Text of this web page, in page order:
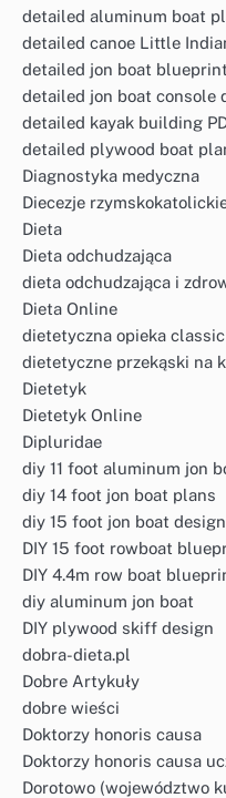
detailed aluminum boat
detailed canoe Little
detailed jon boat
detailed jon boat console
detailed kayak building
detailed plywood boat
Diagnostyka medyczna
Diecezje
Dieta
Dieta odchudzająca
dieta odchudzająca i
Dieta Online
dietetyczna opieka classic
dietetyczne przekąski na
Dietetyk
Dietetyk Online
Dipluridae
diy 11 foot aluminum jon
diy 14 foot jon boat plans
diy 15 foot jon boat design
DIY 15 foot rowboat
DIY 4.4m row boat
diy aluminum jon boat
DIY plywood skiff design
dobra-dieta.pl
Dobre Artykuły
dobre wieści
Doktorzy honoris causa
Doktorzy honoris causa
Dorotowo (województwo